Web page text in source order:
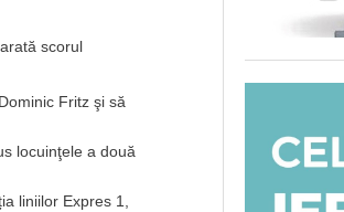
scorul
Fritz şi să
locuinţele a două
liniilor Expres 1,